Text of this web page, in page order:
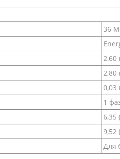
36
2,60
2,80
0,03
1
9,52
Для